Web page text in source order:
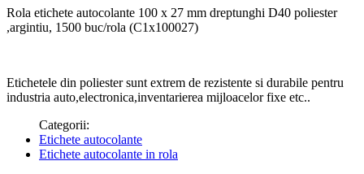
Rola etichete autocolante 100 x 27 mm dreptunghi D40 poliester
,argintiu, 1500 buc/rola (C1x100027)
Etichetele din poliester sunt extrem de rezistente si durabile pentru
industria auto,electronica,inventarierea mijloacelor fixe etc..
Categorii:
Etichete autocolante
Etichete autocolante in rola